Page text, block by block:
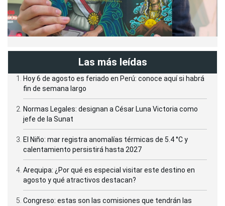
Las más leídas
Hoy 6 de agosto es feriado en Perú: conoce aquí si habrá
fin de semana largo
Normas Legales: designan a César Luna Victoria como
jefe de la Sunat
El Niño: mar registra anomalías térmicas de 5.4 °C y
calentamiento persistirá hasta 2027
Arequipa: ¿Por qué es especial visitar este destino en
agosto y qué atractivos destacan?
Congreso: estas son las comisiones que tendrán las